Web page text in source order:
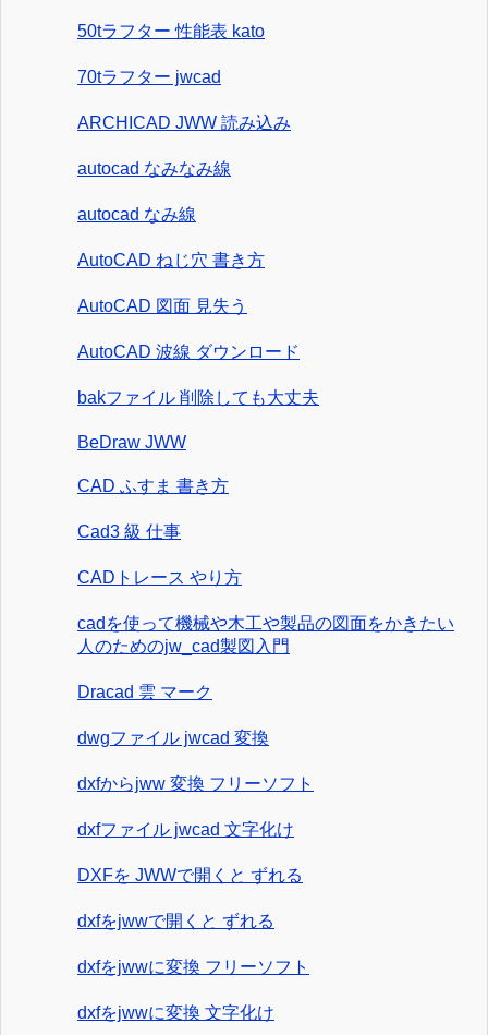
50tラフター 性能表 kato
70tラフター jwcad
ARCHICAD JWW 読み込み
autocad なみなみ線
autocad なみ線
AutoCAD ねじ穴 書き方
AutoCAD 図面 見失う
AutoCAD 波線 ダウンロード
bakファイル 削除しても大丈夫
BeDraw JWW
CAD ふすま 書き方
Cad3 級 仕事
CADトレース やり方
cadを使って機械や木工や製品の図面をかきたい
人のためのjw_cad製図入門
Dracad 雲 マーク
dwgファイル jwcad 変換
dxfからjww 変換 フリーソフト
dxfファイル jwcad 文字化け
DXFを JWWで開くと ずれる
dxfをjwwで開くと ずれる
dxfをjwwに変換 フリーソフト
dxfをjwwに変換 文字化け